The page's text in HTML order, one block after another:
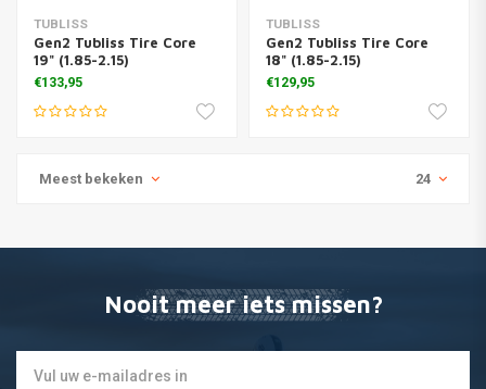
TUBLISS
Gen2 Tubliss Tire Core
19" (1.85-2.15)
€133,95
TUBLISS
Gen2 Tubliss Tire Core
18" (1.85-2.15)
€129,95
Meest bekeken 24
Nooit meer iets missen?